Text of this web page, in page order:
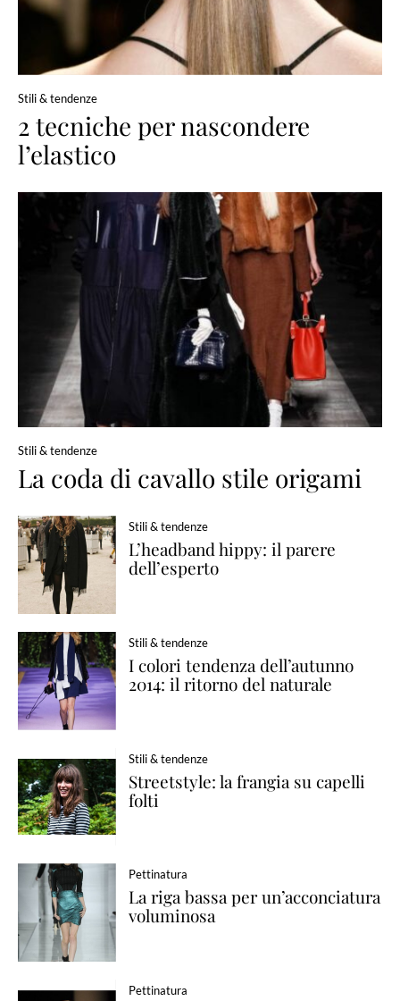
Stili & tendenze
2 tecniche per nascondere
l’elastico
Stili & tendenze
La coda di cavallo stile origami
Stili & tendenze
L’headband hippy: il parere
dell’esperto
Stili & tendenze
I colori tendenza dell’autunno
2014: il ritorno del naturale
Stili & tendenze
Streetstyle: la frangia su capelli
folti
Pettinatura
La riga bassa per un’acconciatura
voluminosa
Pettinatura